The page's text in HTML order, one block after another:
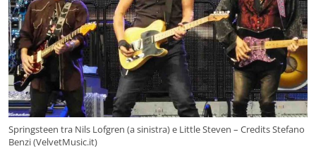
Springsteen tra Nils Lofgren (a sinistra) e Little Steven – Credits Stefano
Benzi (VelvetMusic.it)